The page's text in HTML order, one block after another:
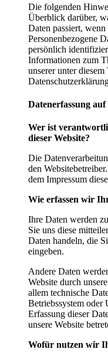
Die folgenden
Überblick darüber,
Daten passiert, wenn
Personenbezogene
persönlich
Informationen zum
unserer unter
Datenerfassung
Wer ist
dieser Website?
Die
den
dem Impressum
Wie erfassen wir
Ihre Daten werden
Sie uns diese
Daten handeln, die
eingeben.
Andere Daten
Website durch
allem technische
Betriebssystem oder
Erfassung dieser
unsere Website
Wofür nutzen wir